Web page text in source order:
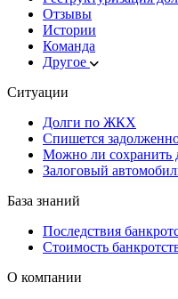
Отзывы
Истории
Команда
Другое
Ситуации
Долги по ЖКХ
Спишется
Можно ли сохранить
Залоговый
База знаний
Последствия
Стоимость
О компании